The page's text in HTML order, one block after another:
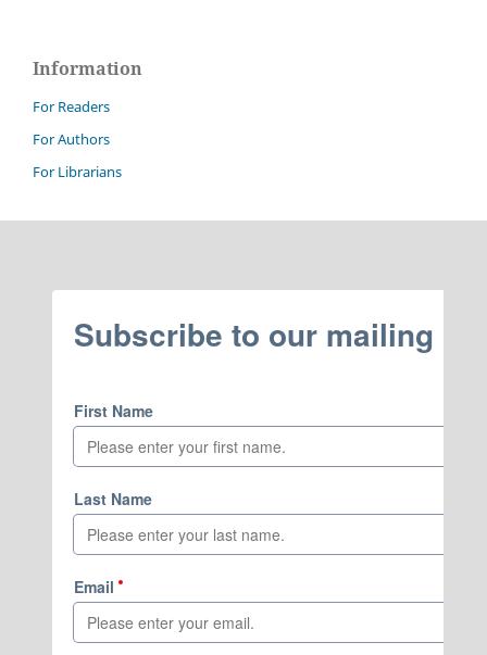
Information
For Readers
For Authors
For Librarians